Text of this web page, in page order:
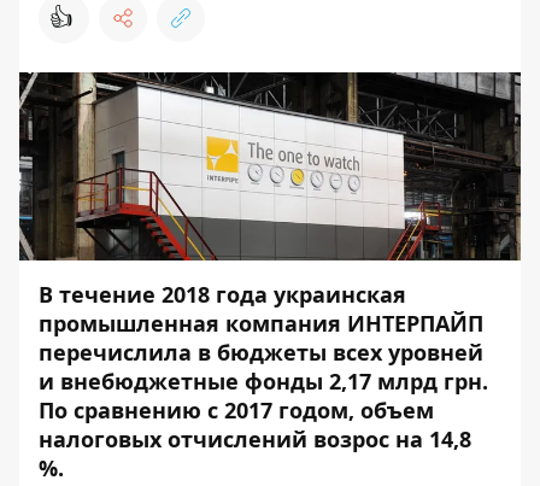
👍
В течение 2018 года украинская
промышленная компания ИНТЕРПАЙП
перечислила в бюджеты всех уровней
и внебюджетные фонды 2,17 млрд грн.
По сравнению с 2017 годом, объем
налоговых отчислений возрос на 14,8
%.